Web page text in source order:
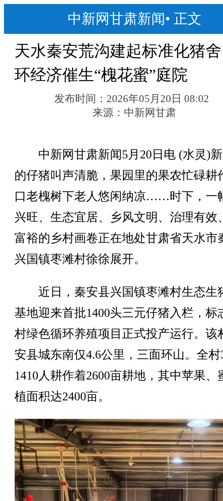
中新网甘肃新闻• 正文
天水秦安荒沟建起标准化猪
环经济催生“槐花蜜”庭院
发布时间： 2026年05月20日 08:02
来源： 中新网甘肃
中新网甘肃新闻5月20日电 (水灵)
的仔猪叫声清脆，果园里的果农忙碌耕
口老槐树下老人悠闲纳凉……时下，一
兴旺、生态宜居、乡风文明、治理有效
富裕的乡村画卷正在地处甘肃省天水市
兴国镇枣滩村徐徐展开。
近日，秦安县兴国镇枣滩村生态生
基地迎来首批1400头三元仔猪入栏，标
村绿色循环养殖项目正式投产运行。该
安县城东南仅4.6公里，三面环山。全村
1410人耕作着2600亩耕地，其中苹果、
植面积达2400亩。